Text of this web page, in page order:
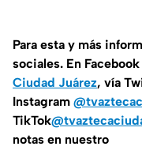
Para esta y más
sociales. En
Ciudad Juárez, vía
Instagram
TikTok
notas en nuestro